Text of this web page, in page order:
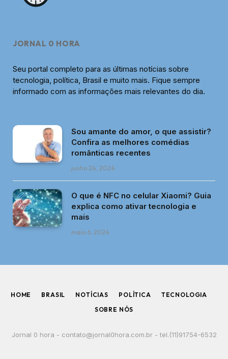
JORNAL 0 HORA
Seu portal completo para as últimas notícias sobre
tecnologia, política, Brasil e muito mais. Fique sempre
informado com as informações mais relevantes do dia.
Sou amante do amor, o que assistir?
Confira as melhores comédias
românticas recentes
junho 24, 2024
O que é NFC no celular Xiaomi? Guia
explica como ativar tecnologia e
mais
maio 6, 2024
HOME BRASIL NOTÍCIAS POLÍTICA
TECNOLOGIA
SOBRE NÓS
Jornal 0 hora - contato@jornal0hora.com.br- tel.(11)91754-6532